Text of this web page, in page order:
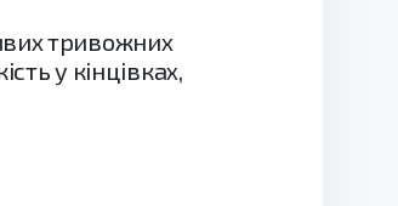
тривожних
у кінцівках,